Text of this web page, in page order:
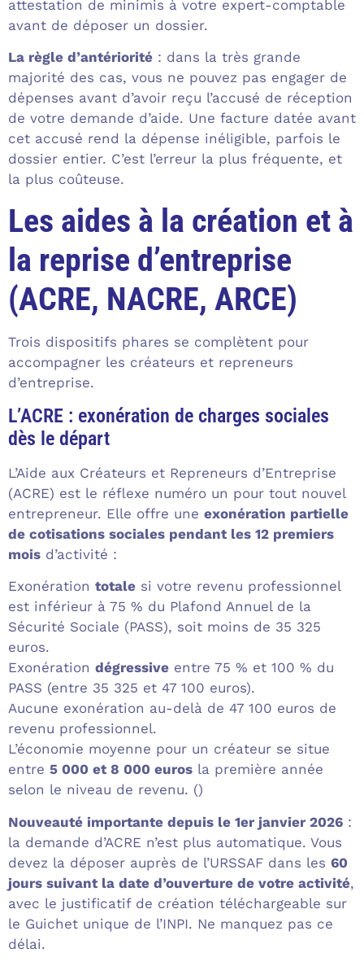
attestation de minimis à votre expert-comptable
avant de déposer un dossier.
La règle d’antériorité : dans la très grande
majorité des cas, vous ne pouvez pas engager de
dépenses avant d’avoir reçu l’accusé de réception
de votre demande d’aide. Une facture datée avant
cet accusé rend la dépense inéligible, parfois le
dossier entier. C’est l’erreur la plus fréquente, et
la plus coûteuse.
Les aides à la création et à
la reprise d’entreprise
(ACRE, NACRE, ARCE)
Trois dispositifs phares se complètent pour
accompagner les créateurs et repreneurs
d’entreprise.
L’ACRE : exonération de charges sociales
dès le départ
L’Aide aux Créateurs et Repreneurs d’Entreprise
(ACRE) est le réflexe numéro un pour tout nouvel
entrepreneur. Elle offre une exonération partielle
de cotisations sociales pendant les 12 premiers
mois d’activité :
Exonération totale si votre revenu professionnel
est inférieur à 75 % du Plafond Annuel de la
Sécurité Sociale (PASS), soit moins de 35 325
euros.
Exonération dégressive entre 75 % et 100 % du
PASS (entre 35 325 et 47 100 euros).
Aucune exonération au-delà de 47 100 euros de
revenu professionnel.
L’économie moyenne pour un créateur se situe
entre 5 000 et 8 000 euros la première année
selon le niveau de revenu. ()
Nouveauté importante depuis le 1er janvier 2026 :
la demande d’ACRE n’est plus automatique. Vous
devez la déposer auprès de l’URSSAF dans les 60
jours suivant la date d’ouverture de votre activité,
avec le justificatif de création téléchargeable sur
le Guichet unique de l’INPI. Ne manquez pas ce
délai.